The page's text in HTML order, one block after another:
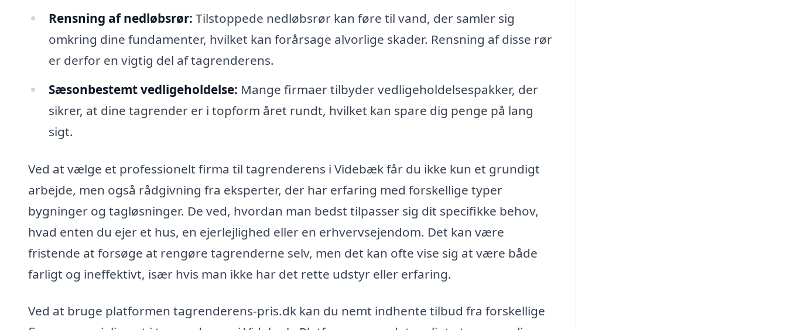
Rensning af nedløbsrør: Tilstoppede nedløbsrør kan føre til vand, der samler sig
omkring dine fundamenter, hvilket kan forårsage alvorlige skader. Rensning af disse rør
er derfor en vigtig del af tagrenderens.
Sæsonbestemt vedligeholdelse: Mange firmaer tilbyder vedligeholdelsespakker, der
sikrer, at dine tagrender er i topform året rundt, hvilket kan spare dig penge på lang
sigt.
Ved at vælge et professionelt firma til tagrenderens i Videbæk får du ikke kun et grundigt
arbejde, men også rådgivning fra eksperter, der har erfaring med forskellige typer
bygninger og tagløsninger. De ved, hvordan man bedst tilpasser sig dit specifikke behov,
hvad enten du ejer et hus, en ejerlejlighed eller en erhvervsejendom. Det kan være
fristende at forsøge at rengøre tagrenderne selv, men det kan ofte vise sig at være både
farligt og ineffektivt, især hvis man ikke har det rette udstyr eller erfaring.
Ved at bruge platformen tagrenderens-pris.dk kan du nemt indhente tilbud fra forskellige